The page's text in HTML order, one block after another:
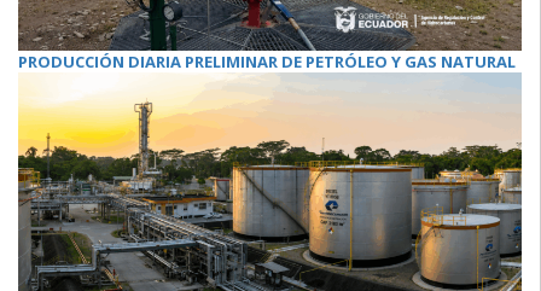
PRODUCCIÓN DIARIA PRELIMINAR DE PETRÓLEO Y GAS NATURAL